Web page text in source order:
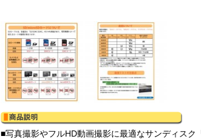
■写真撮影やフルHD動画撮影に最適なサンディスク